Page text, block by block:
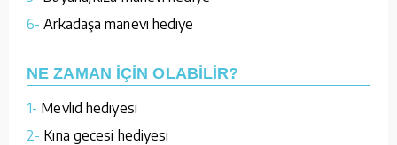
6- Arkadaşa manevi hediye
NE ZAMAN İÇİN OLABİLİR?
1- Mevlid hediyesi
2- Kına gecesi hediyesi